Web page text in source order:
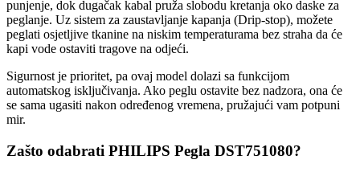
punjenje, dok dugačak kabal pruža slobodu kretanja oko daske za
peglanje. Uz sistem za zaustavljanje kapanja (Drip-stop), možete
peglati osjetljive tkanine na niskim temperaturama bez straha da će
kapi vode ostaviti tragove na odjeći.
Sigurnost je prioritet, pa ovaj model dolazi sa funkcijom
automatskog isključivanja. Ako peglu ostavite bez nadzora, ona će
se sama ugasiti nakon određenog vremena, pružajući vam potpuni
mir.
Zašto odabrati PHILIPS Pegla DST751080?